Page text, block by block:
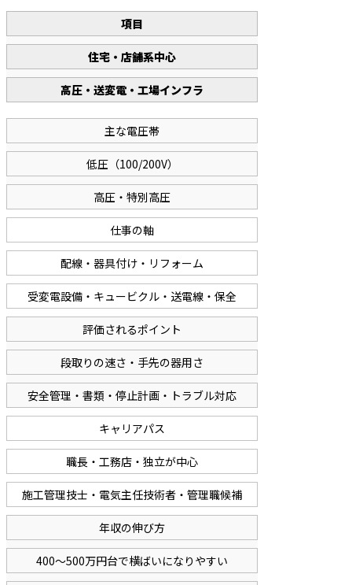
項目
住宅・店舗系中心
高圧・送変電・工場インフラ
主な電圧帯
低圧（100/200V）
高圧・特別高圧
仕事の軸
配線・器具付け・リフォーム
受変電設備・キュービクル・送電線・保全
評価されるポイント
段取りの速さ・手先の器用さ
安全管理・書類・停止計画・トラブル対応
キャリアパス
職長・工務店・独立が中心
施工管理技士・電気主任技術者・管理職候補
年収の伸び方
400〜500万円台で横ばいになりやすい